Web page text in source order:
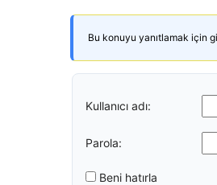
Bu konuyu yanıtlamak için
Kullanıcı adı:
Parola:
Beni hatırla